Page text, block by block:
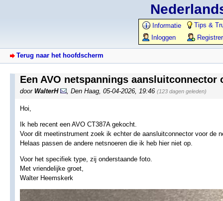
Informatie
Tips &
Inloggen
Terug naar het hoofdscherm
Een AVO netspannings
door WalterH Den Haag 05-04-2026, 19:46 (123 dagen geleden)
Hoi,
Ik heb recent een AVO CT387A gekocht.
Voor dit meetinstrument zoek ik echter de aansluitconnector voor de
Helaas passen de andere netsnoeren die ik heb hier niet op.
Voor het specifiek type, zij onderstaande foto.
Met vriendelijke groet,
Walter Heemskerk